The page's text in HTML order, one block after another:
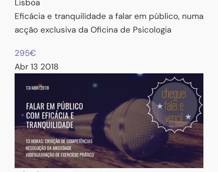
Lisboa
Eficácia e tranquilidade a falar em público, numa
acção exclusiva da Oficina de Psicologia
295€
Abr 13 2018